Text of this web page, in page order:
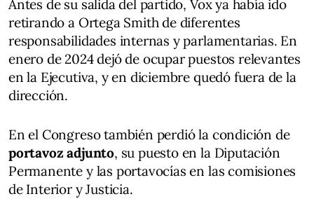
Antes de su salida del partido, Vox ya había ido
retirando a Ortega Smith de diferentes
responsabilidades internas y parlamentarias. En
enero de 2024 dejó de ocupar puestos relevantes
en la Ejecutiva, y en diciembre quedó fuera de la
dirección.
En el Congreso también perdió la condición de
portavoz adjunto, su puesto en la Diputación
Permanente y las portavocías en las comisiones
de Interior y Justicia.